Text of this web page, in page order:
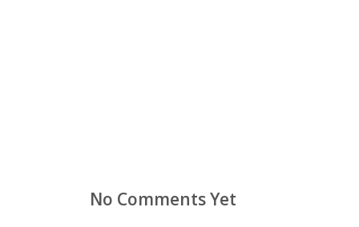
No Comments Yet